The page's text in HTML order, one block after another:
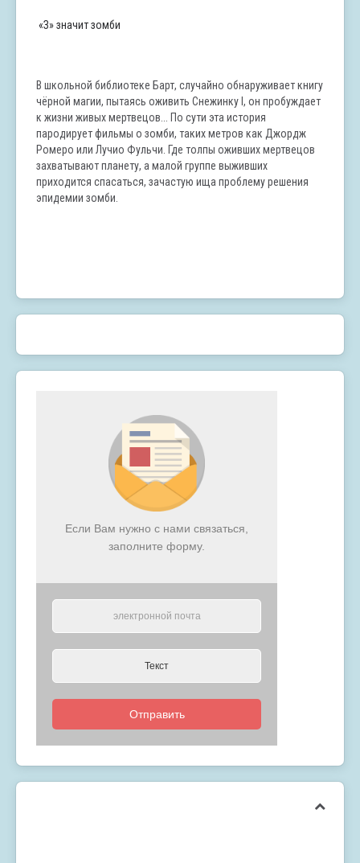
«З» значит зомби
В школьной библиотеке Барт, случайно обнаруживает книгу
чёрной магии, пытаясь оживить Снежинку I, он пробуждает
к жизни живых мертвецов... По сути эта история
пародирует фильмы о зомби, таких метров как Джордж
Ромеро или Лучио Фульчи. Где толпы оживших мертвецов
захватывают планету, а малой группе выживших
приходится спасаться, зачастую ища проблему решения
эпидемии зомби.
Если Вам нужно с нами связаться,
заполните форму.
Отправить